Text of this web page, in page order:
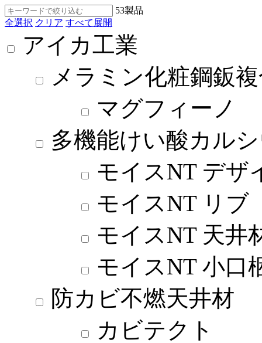
53製品
全選択 クリア すべて展開
アイカ工業
メラミン化粧鋼鈑
マグフィーノ
多機能けい酸カル
モイスNT デザ
モイスNT リブ
モイスNT 天井
モイスNT 小口
防カビ不燃天井材
カビテクト